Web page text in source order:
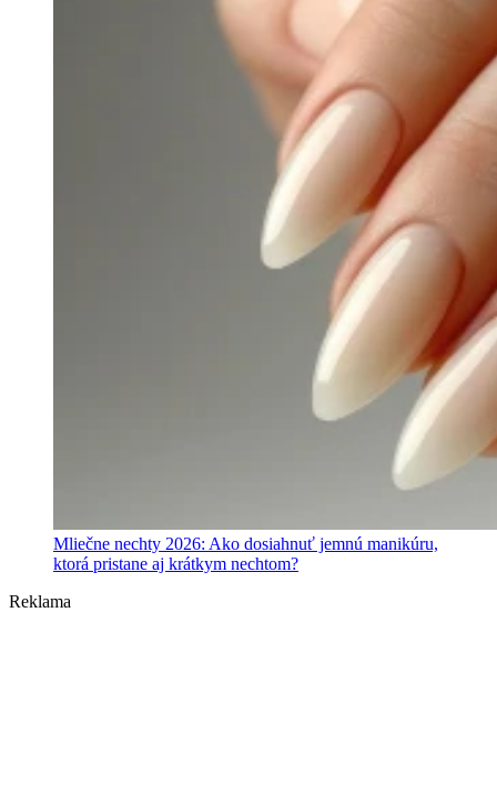
Mliečne nechty 2026: Ako dosiahnuť jemnú manikúru,
ktorá pristane aj krátkym nechtom?
Reklama